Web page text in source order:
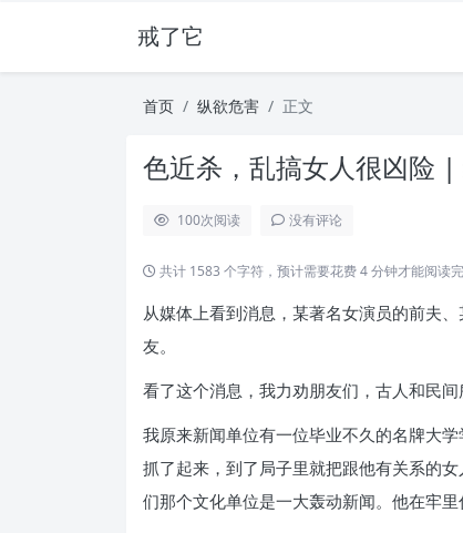
戒了它
首页 纵欲危害 正文
色近杀，乱搞女人很凶险 |
100次阅读 没有评论
共计 1583 个字符，预计需要花费 4 分钟才能阅读完
从媒体上看到消息，某著名女演员的前夫
友。
看了这个消息，我力劝朋友们，古人和民间
我原来新闻单位有一位毕业不久的名牌大
抓了起来，到了局子里就把跟他有关系的
们那个文化单位是一大轰动新闻。他在牢